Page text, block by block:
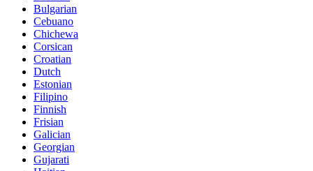
Bulgarian
Cebuano
Chichewa
Corsican
Croatian
Dutch
Estonian
Filipino
Finnish
Frisian
Galician
Georgian
Gujarati